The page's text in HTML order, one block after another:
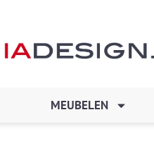
MEUBELEN